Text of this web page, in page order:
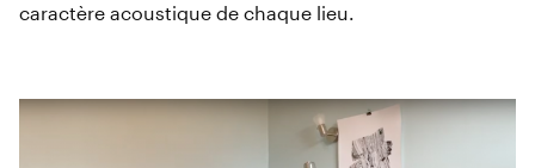
caractère acoustique de chaque lieu.